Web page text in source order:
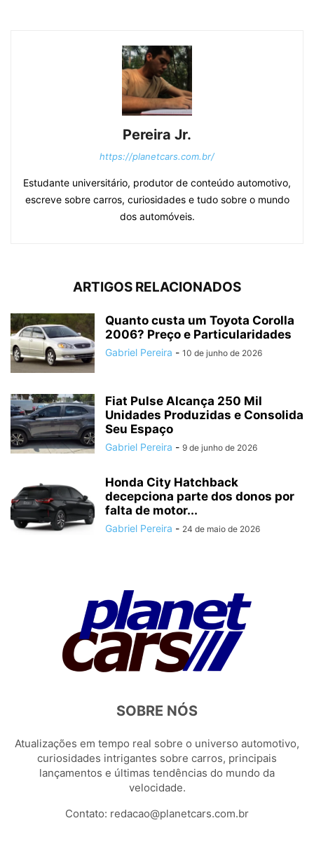
Pereira Jr.
https://planetcars.com.br/
Estudante universitário, produtor de conteúdo automotivo,
escreve sobre carros, curiosidades e tudo sobre o mundo
dos automóveis.
ARTIGOS RELACIONADOS
Quanto custa um Toyota Corolla
2006? Preço e Particularidades
Gabriel Pereira - 10 de junho de 2026
Fiat Pulse Alcança 250 Mil
Unidades Produzidas e Consolida
Seu Espaço
Gabriel Pereira - 9 de junho de 2026
Honda City Hatchback
decepciona parte dos donos por
falta de motor...
Gabriel Pereira - 24 de maio de 2026
SOBRE NÓS
Atualizações em tempo real sobre o universo automotivo,
curiosidades intrigantes sobre carros, principais
lançamentos e últimas tendências do mundo da
velocidade.
Contato: redacao@planetcars.com.br